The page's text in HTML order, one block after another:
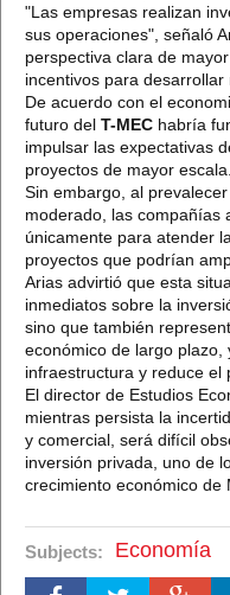
"Las empresas realizan
sus operaciones", señaló
perspectiva clara de
incentivos para desarrollar
De acuerdo con el
futuro del T-MEC habría
impulsar las expectativas
proyectos de mayor escala.
Sin embargo, al
moderado, las compañías
únicamente para atender
proyectos que podrían
Arias advirtió que esta
inmediatos sobre la
sino que también
económico de largo
infraestructura y reduce el
El director de Estudios
mientras persista la
y comercial, será difícil
inversión privada, uno de
crecimiento económico de
Subjects: Economía